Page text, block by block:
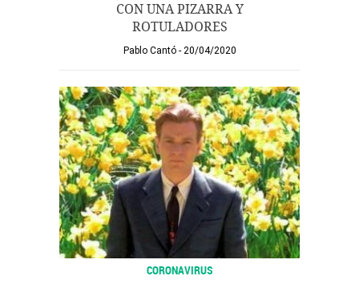
CON UNA PIZARRA Y
ROTULADORES
Pablo Cantó 20/04/2020
CORONAVIRUS